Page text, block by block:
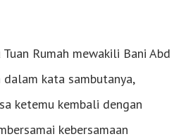
Rumah mewakili Bani Abd
dalam kata sambutanya,
ketemu kembali dengan
kebersamaan